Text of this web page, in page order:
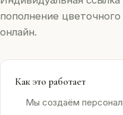
Монобукеты
Шары
пополнение
онлайн.
Как это работает
Мы создаём